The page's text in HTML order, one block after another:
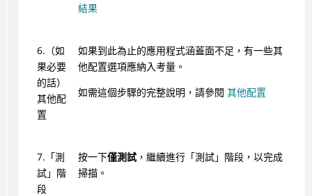
結果
6.（如
果必要
的話）
其他配
置
如果到此為止的應用程式涵蓋面不足，有一些其
他配置選項應納入考量。
如需這個步驟的完整說明，請參閱 其他配置
7.「測
試」階
段
按一下僅測試，繼續進行「測試」階段，以完成
掃描。